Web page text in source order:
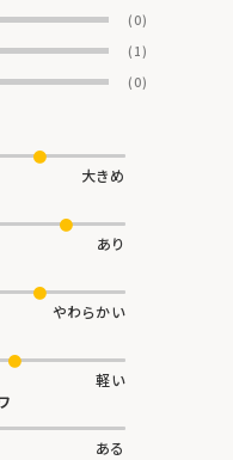
(0)
(1)
(0)
大きめ
あり
やわらかい
軽い
ある